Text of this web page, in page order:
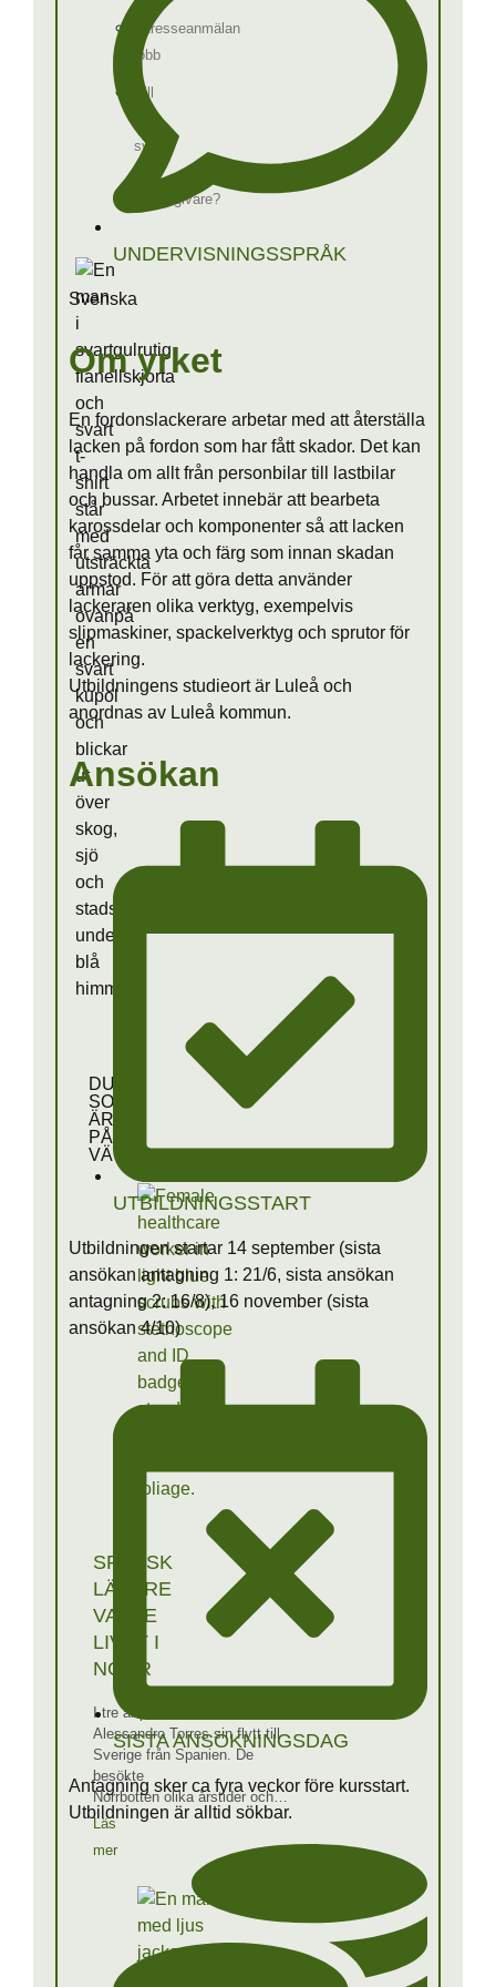
Intresseanmälan
jobb
Vill
synas
arbetsgivare?
DU
SOM
ÄR
PÅ
VÄG
SPANSK
LÄKARE
VALDE
LIVET I
NORR
I tre år planerade Janina och
Alessandro Torres sin flytt till
Sverige från Spanien. De
besökte
Norrbotten olika årstider och…
Läs
mer
UNDERVISNINGSSPRÅK
Svenska
Om yrket
En fordonslackerare arbetar med att återställa
lacken på fordon som har fått skador. Det kan
handla om allt från personbilar till lastbilar
och bussar. Arbetet innebär att bearbeta
karossdelar och komponenter så att lacken
får samma yta och färg som innan skadan
uppstod. För att göra detta använder
lackeraren olika verktyg, exempelvis
slipmaskiner, spackelverktyg och sprutor för
lackering.
Utbildningens studieort är Luleå och
anordnas av Luleå kommun.
Ansökan
UTBILDNINGSSTART
Utbildningen startar 14 september (sista
ansökan antagning 1: 21/6, sista ansökan
antagning 2: 16/8), 16 november (sista
ansökan 4/10)
SISTA ANSÖKNINGSDAG
Antagning sker ca fyra veckor före kursstart.
Utbildningen är alltid sökbar.